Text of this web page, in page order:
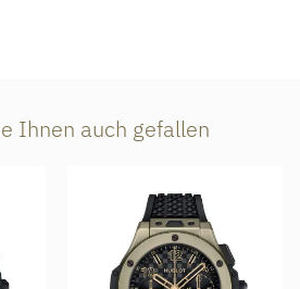
Ihnen auch gefallen